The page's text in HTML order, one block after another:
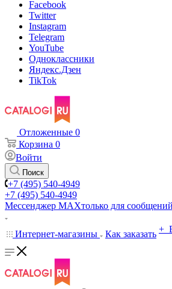
Facebook
Twitter
Instagram
Telegram
YouTube
Одноклассники
Яндекс.Дзен
TikTok
Отложенные 0
Корзина 0
Войти
Поиск
+7 (495) 540-4949
+7 (495) 540-4949
Мессенджер МАХтолько для сообщений
Интернет-магазины Как заказать +